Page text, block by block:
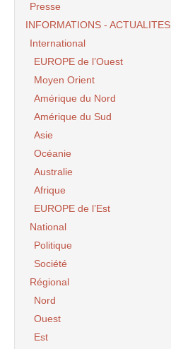
Presse
INFORMATIONS - ACTUALITES
International
EUROPE de l’Ouest
Moyen Orient
Amérique du Nord
Amérique du Sud
Asie
Océanie
Australie
Afrique
EUROPE de l’Est
National
Politique
Société
Régional
Nord
Ouest
Est